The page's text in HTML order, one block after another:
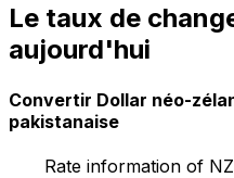
Le taux de
aujourd'hui
Convertir Dollar néo-
pakistanaise
Rate information of